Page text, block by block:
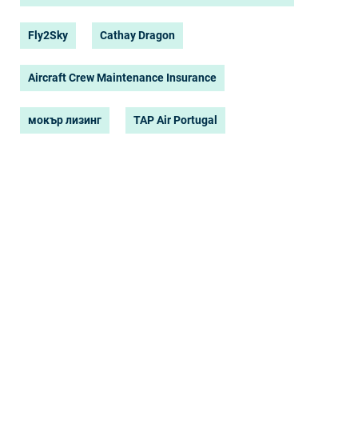
Fly2Sky Cathay Dragon
Aircraft Crew Maintenance Insurance
мокър лизинг TAP Air Portugal